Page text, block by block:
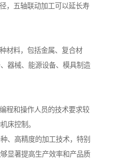
，五轴联动加工可以延长寿
材料，包括金属、复合材
器械、能源设备、模具制造
程和操作人员的技术要求较
床控制。
、高精度的加工技术，特别
显著提高生产效率和产品质